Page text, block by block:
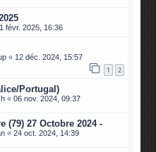
févr. 2025, 16:36
«12 déc. 2024, 15:57
1 2
Portugal)
«06 nov. 2024, 09:37
(79) 27 Octobre 2024 -
«24 oct. 2024, 14:39